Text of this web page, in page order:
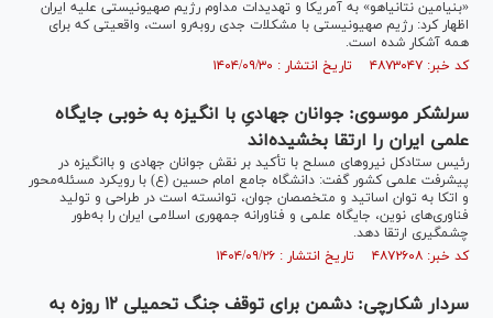
«بنیامین نتانیاهو» به آمریکا و تهدیدات مداوم رژیم صهیونیستی علیه ایران
اظهار کرد: رژیم صهیونیستی با مشکلات جدی روبه‌رو است، واقعیتی که برای
همه آشکار شده است.
کد خبر: ۴۸۷۳۰۴۷ تاریخ انتشار : ۱۴۰۴/۰۹/۳۰
سرلشکر موسوی: جوانان جهادیِ با انگیزه به خوبی جایگاه
علمی ایران را ارتقا بخشیده‌اند
رئیس ستادکل نیرو‌های مسلح با تأکید بر نقش جوانان جهادی و باانگیزه در
پیشرفت علمی کشور گفت: دانشگاه جامع امام حسین (ع) با رویکرد مسئله‌محور
و اتکا به توان اساتید و متخصصان جوان، توانسته است در طراحی و تولید
فناوری‌های نوین، جایگاه علمی و فناورانه جمهوری اسلامی ایران را به‌طور
چشمگیری ارتقا دهد.
کد خبر: ۴۸۷۲۶۰۸ تاریخ انتشار : ۱۴۰۴/۰۹/۲۶
سردار شکارچی: دشمن برای توقف جنگ تحمیلی ۱۲ روزه به